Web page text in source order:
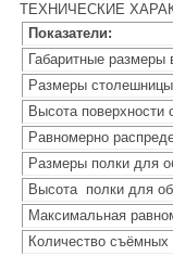
ТЕХНИЧЕСКИЕ
Показатели:
Габаритные
Размеры
Высота поверхности
Равномерно
Размеры полки для
Высота полки для
Максимальная
Количество съёмных